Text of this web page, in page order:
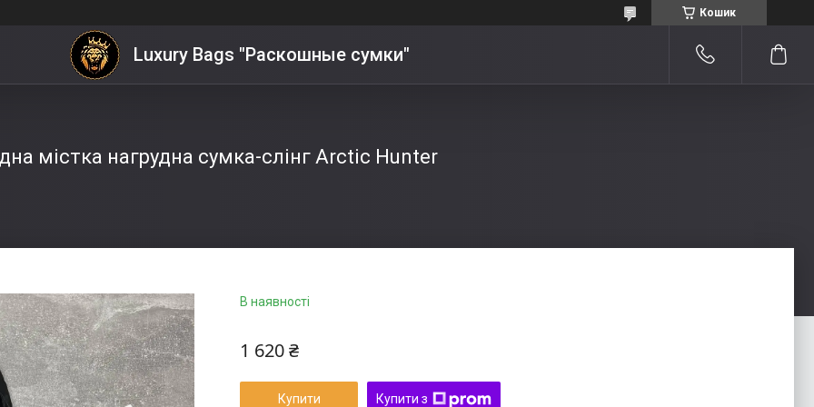
Кошик
Luxury Bags "Раскошные сумки"
містка нагрудна сумка-слінг Arctic Hunter
В наявності
1 620 ₴
Купити Купити з